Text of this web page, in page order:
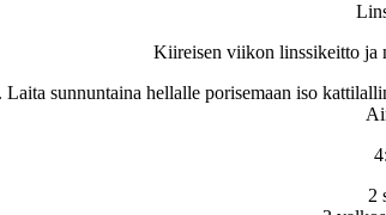
Kiireisen viikon linssikeitto ja
Laita sunnuntaina hellalle porisemaan iso
2